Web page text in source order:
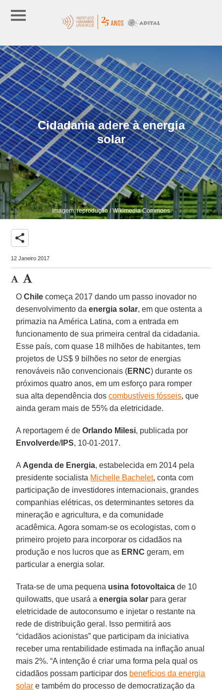
Cidadania adere à energia
solar
Imagem: reprodução / Wikimedia Commons
share
12 Janeiro 2017
OChile começa 2017 dando um passo inovador no
desenvolvimento daenergia solar, em que ostenta a
primazia na América Latina, com a entrada em
funcionamento de sua primeira central da cidadania.
Esse país, com quase 18 milhões de habitantes, tem
projetos de US$ 9 bilhões no setor de energias
renováveis não convencionais (ERNC) durante os
próximos quatro anos, em um esforço para romper
sua alta dependência doscombustíveis fósseis, que
ainda geram mais de 55% da eletricidade.
A reportagem é deOrlando Milesi, publicada por
Envolverde/IPS, 10-01-2017.
A Agenda de Energia, estabelecida em 2014 pela
presidente socialista Michelle Bachelet, conta com
participação de investidores internacionais, grandes
companhias elétricas, os determinantes setores da
mineração e agricultura, e da comunidade
acadêmica. Agora somam-se os ecologistas, com o
primeiro projeto para incorporar os cidadãos na
produção e nos lucros que as ERNC geram, em
particular a energia solar.
Trata-se de uma pequena usina fotovoltaica de 10
quilowatts, que usará aenergia solar para gerar
eletricidade de autoconsumo e injetar o restante na
rede de distribuição geral. Isso permitirá aos
“cidadãos acionistas” que participam da iniciativa
receber uma rentabilidade estimada na inflação anual
mais 2%. “A intenção é criar uma forma pela qual os
cidadãos possam participar dos benefícios da energia
solar e também do processo de democratização da